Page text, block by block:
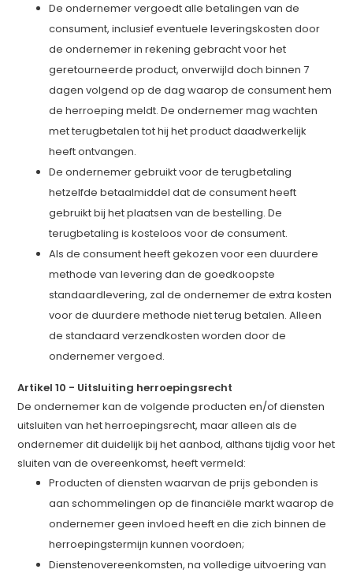
De ondernemer vergoedt alle betalingen van de
consument, inclusief eventuele leveringskosten door
de ondernemer in rekening gebracht voor het
geretourneerde product, onverwijld doch binnen 7
dagen volgend op de dag waarop de consument hem
de herroeping meldt. De ondernemer mag wachten
met terugbetalen tot hij het product daadwerkelijk
heeft ontvangen.
De ondernemer gebruikt voor de terugbetaling
hetzelfde betaalmiddel dat de consument heeft
gebruikt bij het plaatsen van de bestelling. De
terugbetaling is kosteloos voor de consument.
Als de consument heeft gekozen voor een duurdere
methode van levering dan de goedkoopste
standaardlevering, zal de ondernemer de extra kosten
voor de duurdere methode niet terug betalen. Alleen
de standaard verzendkosten worden door de
ondernemer vergoed.
Artikel 10 - Uitsluiting herroepingsrecht
De ondernemer kan de volgende producten en/of diensten
uitsluiten van het herroepingsrecht, maar alleen als de
ondernemer dit duidelijk bij het aanbod, althans tijdig voor het
sluiten van de overeenkomst, heeft vermeld:
Producten of diensten waarvan de prijs gebonden is
aan schommelingen op de financiële markt waarop de
ondernemer geen invloed heeft en die zich binnen de
herroepingstermijn kunnen voordoen;
Dienstenovereenkomsten, na volledige uitvoering van